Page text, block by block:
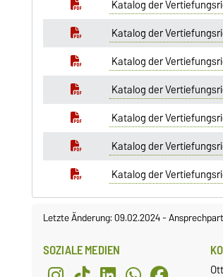
Katalog der
Katalog der
Katalog der
Katalog der
Katalog der
Katalog der
Katalog der
Letzte Änderung: 09.02.2024-
SOZIALE MEDIEN